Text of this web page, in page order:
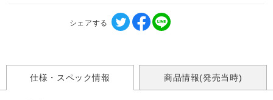
シェアする
仕様・スペック情報 商品情報(発売当時)